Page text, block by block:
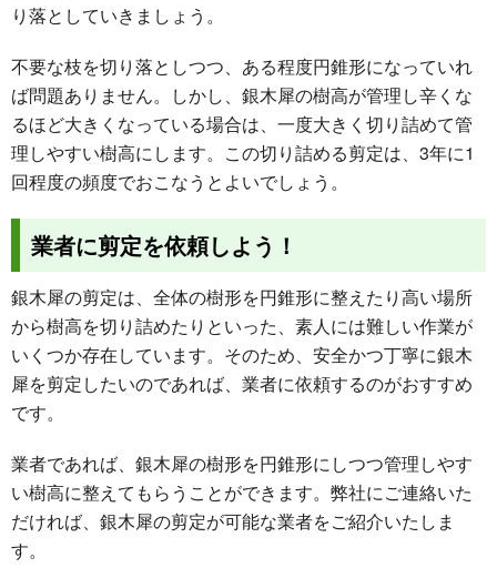
り落としていきましょう。
不要な枝を切り落としつつ、ある程度円錐形になっていれ
ば問題ありません。しかし、銀木犀の樹高が管理し辛くな
るほど大きくなっている場合は、一度大きく切り詰めて管
理しやすい樹高にします。この切り詰める剪定は、3年に1
回程度の頻度でおこなうとよいでしょう。
業者に剪定を依頼しよう！
銀木犀の剪定は、全体の樹形を円錐形に整えたり高い場所
から樹高を切り詰めたりといった、素人には難しい作業が
いくつか存在しています。そのため、安全かつ丁寧に銀木
犀を剪定したいのであれば、業者に依頼するのがおすすめ
です。
業者であれば、銀木犀の樹形を円錐形にしつつ管理しやす
い樹高に整えてもらうことができます。弊社にご連絡いた
だければ、銀木犀の剪定が可能な業者をご紹介いたしま
す。